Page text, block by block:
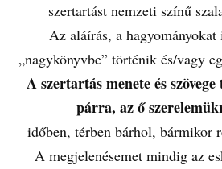
szertartást nemzeti színű
Az aláírás, a hagyományokat
„nagykönyvbe” történik és/vagy
A szertartás menete és
párra, az ő
időben, térben bárhol, bármikor
A megjelenésemet mindig az